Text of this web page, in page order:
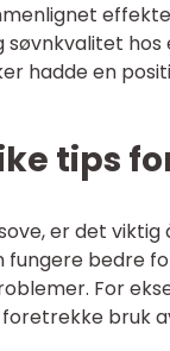
hadde en
tips
er det
fungere bedre
For
bruk